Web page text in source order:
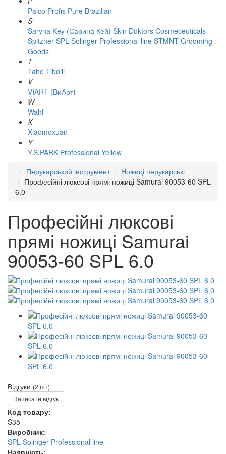
Palco Profis Pure Brazilian
S
Saryna Key (Сарина Кей) Skin Doktors Cosmeceuticals
Spitzner SPL Solinger Professional line STMNT Grooming
Goods
T
Tahe Tibolli
V
VIART (ВиАрт)
W
Wahl
X
Xiaomoxuan
Y
Y.S.PARK Professional Yellow
Перукарський інструмент
Ножиці перукарські
Професійні люксові прямі ножиці Samurai 90053-60 SPL
6.0
Професійні люксові
прямі ножиці Samurai
90053-60 SPL 6.0
Відгуки (2 шт)
Написати відгук
Код товару:
S35
Виробник:
SPL Solinger Professional line
Наявність: